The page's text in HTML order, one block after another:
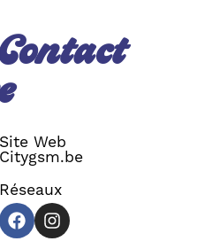
Contact
Site Web
Citygsm.be
Réseaux